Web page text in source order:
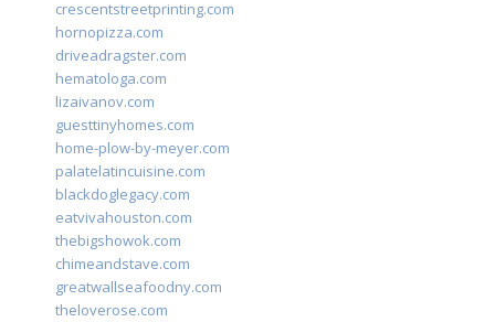
crescentstreetprinting.com
hornopizza.com
driveadragster.com
hematologa.com
lizaivanov.com
guesttinyhomes.com
home-plow-by-meyer.com
palatelatincuisine.com
blackdoglegacy.com
eatvivahouston.com
thebigshowok.com
chimeandstave.com
greatwallseafoodny.com
theloverose.com